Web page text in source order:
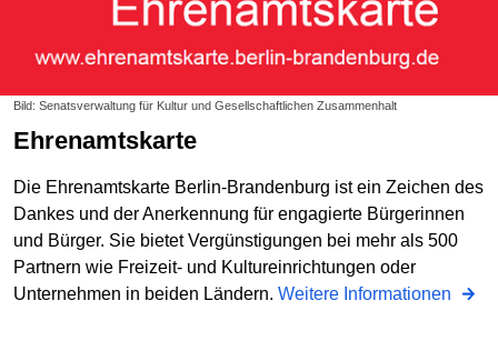
Bild: Senatsverwaltung für Kultur und Gesellschaftlichen Zusammenhalt
Ehrenamtskarte
Die Ehrenamtskarte Berlin-Brandenburg ist ein Zeichen des
Dankes und der Anerkennung für engagierte Bürgerinnen
und Bürger. Sie bietet Vergünstigungen bei mehr als 500
Partnern wie Freizeit- und Kultureinrichtungen oder
Unternehmen in beiden Ländern. Weitere Informationen